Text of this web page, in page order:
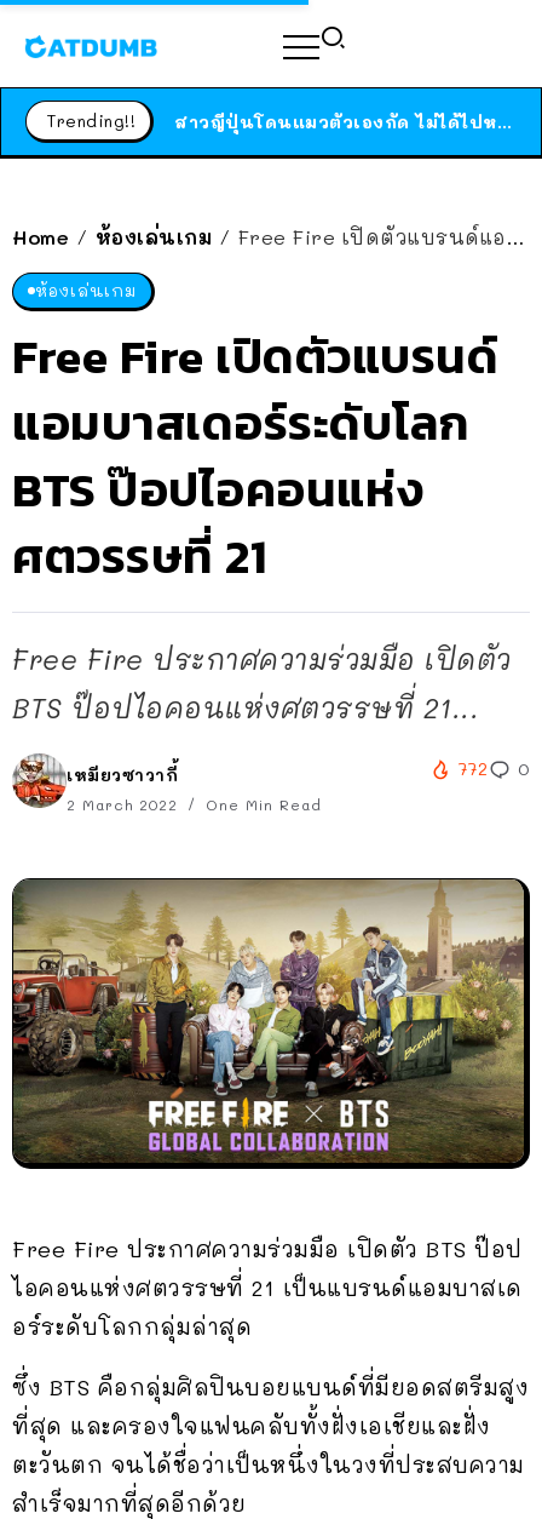
Trending!! ได้เวลาเด็กหนวดรวมตัว RF Online Next เปิดให้เล่นแล้ว เกม Sci-Fi MMORPG ระดับตำนาน เล่นได้ทั้งมือถือและ PC
Home / ห้องเล่นเกม / Free Fire เปิดตัวแบรนด์แอมบาสเดอร์ระดับโลก BTS ป๊อปไอคอนแห่งศตวรรษที่ 21
ห้องเล่นเกม
Free Fire เปิดตัวแบรนด์
แอมบาสเดอร์ระดับโลก
BTS ป๊อปไอคอนแห่ง
ศตวรรษที่ 21
Free Fire ประกาศความร่วมมือ เปิดตัว
BTS ป๊อปไอคอนแห่งศตวรรษที่ 21...
เหมียวซาวากี้
2 March 2022 One Min Read
772 0
Free Fire ประกาศความร่วมมือ เปิดตัว BTS ป๊อป
ไอคอนแห่งศตวรรษที่ 21 เป็นแบรนด์แอมบาสเด
อร์ระดับโลกกลุ่มล่าสุด
ซึ่ง BTS คือกลุ่มศิลปินบอยแบนด์ที่มียอดสตรีมสูง
ที่สุด และครองใจแฟนคลับทั้งฝั่งเอเชียและฝั่ง
ตะวันตก จนได้ชื่อว่าเป็นหนึ่งในวงที่ประสบความ
สำเร็จมากที่สุดอีกด้วย